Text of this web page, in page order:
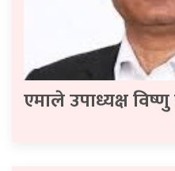
एमाले उपाध्यक्ष